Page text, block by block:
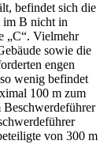
befindet sich die
im B nicht in
„C“. Vielmehr
sowie die
engen
wenig befindet
100 m zum
von 300 m